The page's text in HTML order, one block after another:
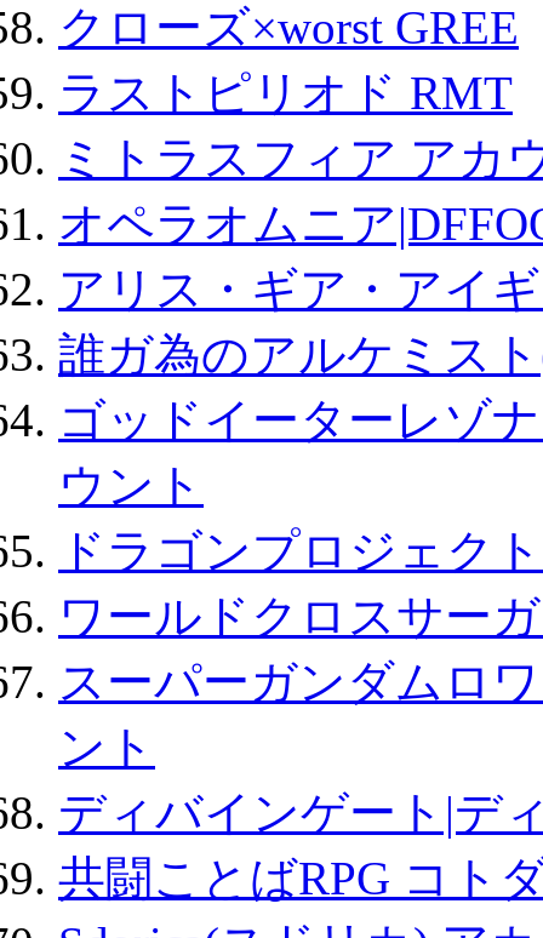
クローズ×worst GREE
ラストピリオド RMT
ミトラスフィア アカ
オペラオムニア
アリス・ギア・アイ
誰ガ為のアルケミス
ゴッドイーターレゾ
ウント
ドラゴンプロジェク
ワールドクロスサー
スーパーガンダムロ
ント
ディバインゲート|デ
共闘ことばRPG コト